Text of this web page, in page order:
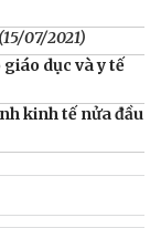
(15/07/2021)
dục và y tế
kinh tế nửa đầu